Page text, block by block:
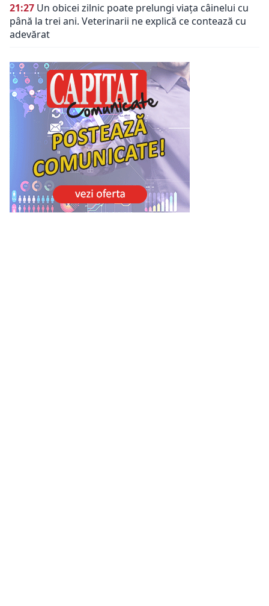
21:27 Un obicei zilnic poate prelungi viața câinelui cu
până la trei ani. Veterinarii ne explică ce contează cu
adevărat